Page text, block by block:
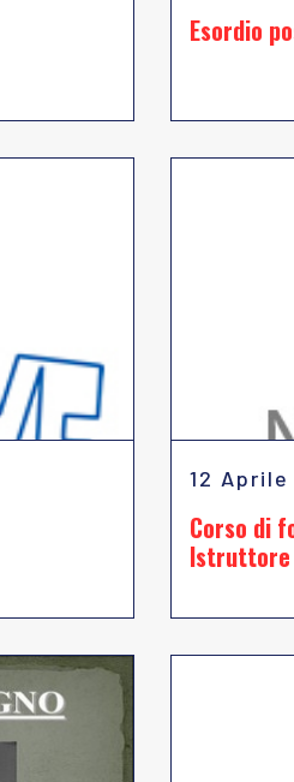
Esordio
12 Aprile
Corso di
Istruttore